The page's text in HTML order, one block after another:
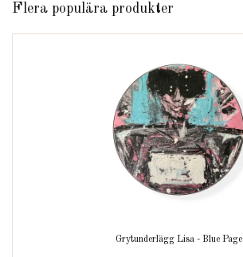
Flera populära produkter
Grytunderlägg Lisa - Blue Page